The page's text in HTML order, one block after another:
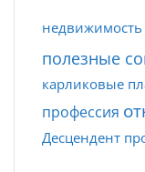
недвижимость
полезные
карликовые
профессия
Десцендент